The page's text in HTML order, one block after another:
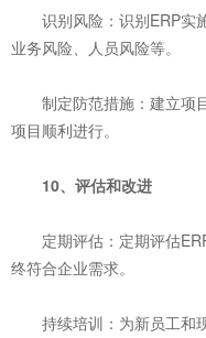
识别风险‌：识别ERP实施
业务风险、人员风险等。
制定防范措施‌：建立项
项目顺利进行。
10、‌评估和改进‌
定期评估‌：定期评估
终符合企业需求。
持续培训‌：为新员工和